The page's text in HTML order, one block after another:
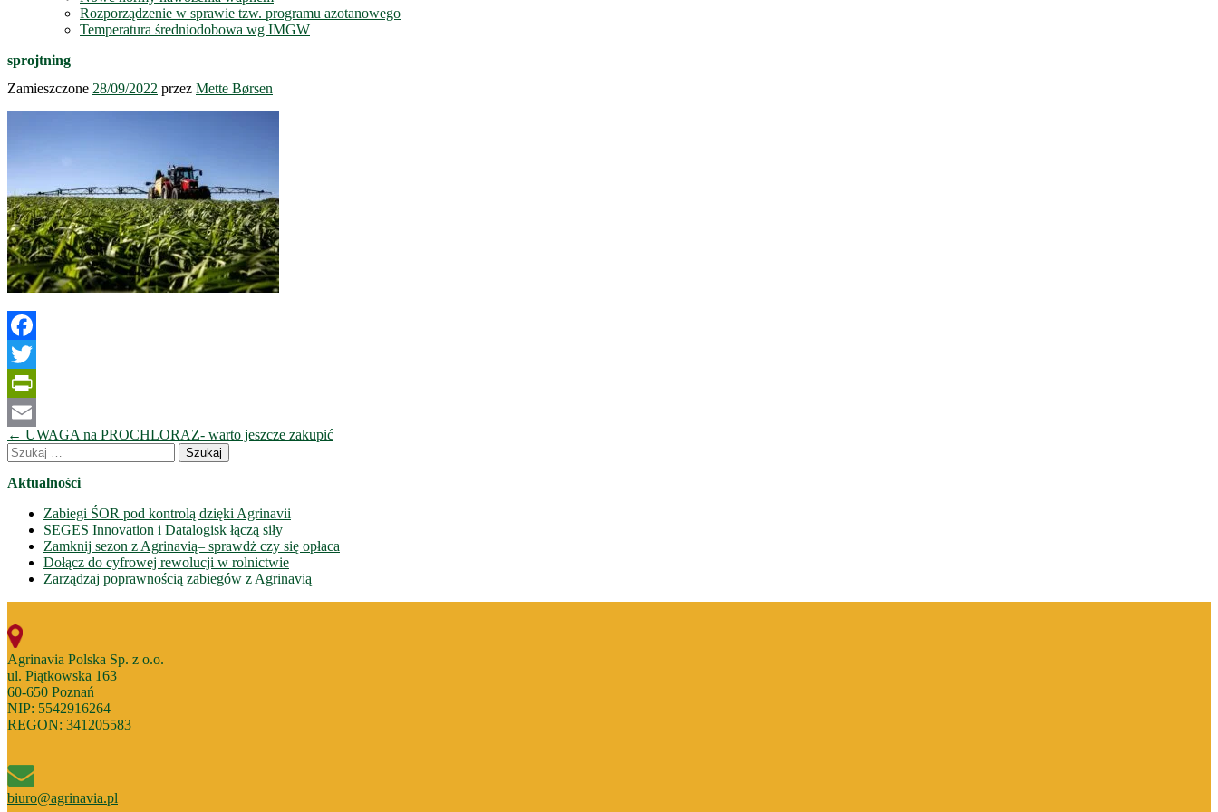
Rozporządzenie w sprawie tzw. programu azotanowego
Temperatura średniodobowa wg IMGW
sprojtning
Zamieszczone 28/09/2022 przez Mette Børsen
Facebook
Twitter
PrintFriendly
Email
Nawigacja
wpisów
← UWAGA na PROCHLORAZ- warto jeszcze zakupić
Szukaj:
Aktualności
Zabiegi ŚOR pod kontrolą dzięki Agrinavii
SEGES Innovation i Datalogisk łączą siły
Zamknij sezon z Agrinavią– sprawdż czy się opłaca
Dołącz do cyfrowej rewolucji w rolnictwie
Zarządzaj poprawnością zabiegów z Agrinavią
Agrinavia Polska Sp. z o.o.
ul. Piątkowska 163
60-650 Poznań
NIP: 5542916264
REGON: 341205583
biuro@agrinavia.pl